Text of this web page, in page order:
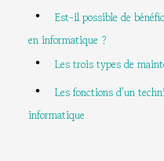
Est-il possible de
en informatique ?
Les trois types de
Les fonctions d’un
informatique